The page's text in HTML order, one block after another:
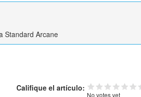
Standard Arcane
Califique el artículo:
No votes yet